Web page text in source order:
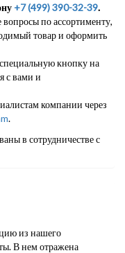
+7 (499) 390-32-39.
по ассортименту,
товар и оформить
кнопку на
с вами и
компании через
.
в сотрудничестве с
из нашего
В нем отражена